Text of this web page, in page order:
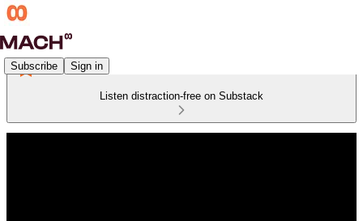
Subscribe Sign in
Listen distraction-free on Substack